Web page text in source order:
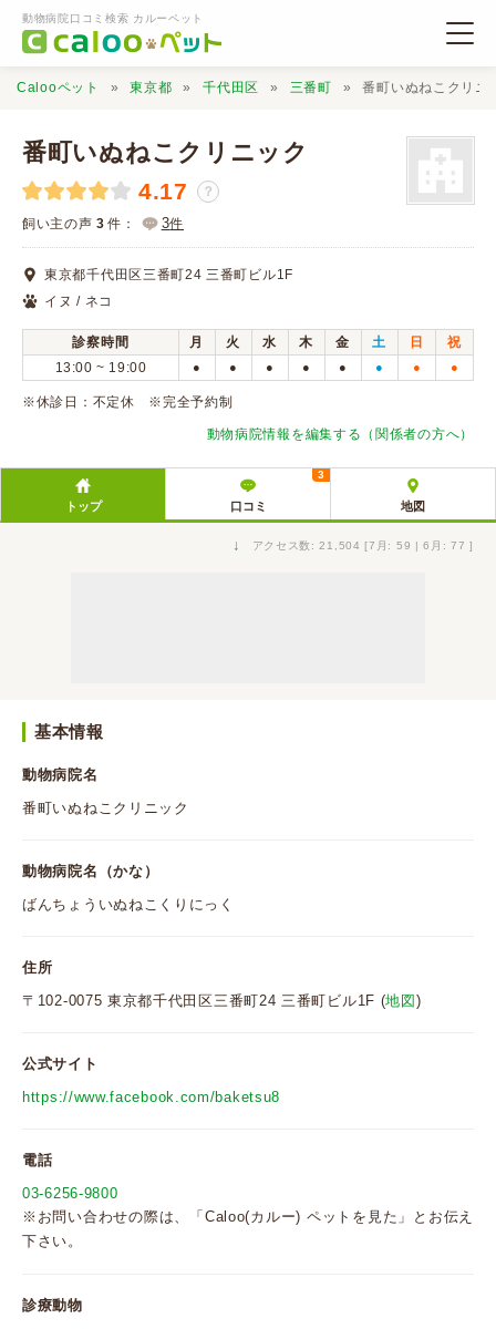
動物病院口コミ検索 カルーペット
動物病院検索
口コミ検索
Calooペットとは？
Calooペット 東京都 千代田区 三番町 番町いぬねこクリニ
番町いぬねこクリニック
4.17 ？
飼い主の声 3 件： 3件
東京都千代田区三番町24 三番町ビル1F
イヌ / ネコ
診察時間 月 火 水 木 金 土 日
祝
13:00 ~ 19:00
● ● ● ● ● ● ● ●
※休診日：不定休 ※完全予約制
動物病院情報を編集する（関係者の方へ）
トップ 口コミ
3
地図
↓ アクセス数: 21,504 [7月: 59 | 6月: 77 ]
基本情報
動物病院名
番町いぬねこクリニック
動物病院名（かな）
ばんちょういぬねこくりにっく
住所
〒102-0075 東京都千代田区三番町24 三番町ビル1F (地図 )
公式サイト
https://www.facebook.com/baketsu8
電話
03-6256-9800
※お問い合わせの際は、「Caloo(カルー) ペットを見た」とお伝え
下さい。
診療動物